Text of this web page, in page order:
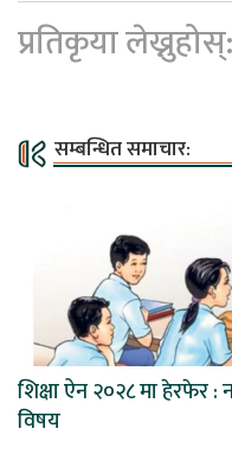
प्रतिकृया लेख्नुहोस्:
सम्बन्धित समाचार:
शिक्षा ऐन २०२८ मा हेरफेर
विषय